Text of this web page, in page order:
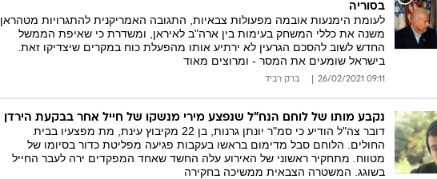
בסוריה
לעומת הימנעות אובמה מפעולות צבאיות, התגובה האמריקנית להתגרויות מטהראן
משנה את כללי המשחק בעימות בין ארה"ב לאיראן, ומשדרת כי שאיפת הממשל
החדש לשוב להסכם הגרעין לא ירתיע אותו מהפעלת כוח במקרים שיצדיקו זאת.
בישראל שומעים את המסר - ומרוצים מאוד
09:11 26/02/2021 ברק רביד
נקבע מותו של לוחם הנח"ל שנפצע מירי מנשקו של חייל אחר בבקעת הירדן
דובר צה"ל הודיע כי סמ"ר יונתן גרנות, בן 22 מקיבוץ עינת, מת מפצעיו בבית
החולים. הלוחם סבל מדימום בראשו בעקבות פגיעה מפליטת כדור בסיומו של
מטווח. מתחקיר ראשוני של האירוע עלה החשד שאחד המפקדים ירה לעבר החייל
בשוגג. המשטרה הצבאית ממשיכה בחקירה